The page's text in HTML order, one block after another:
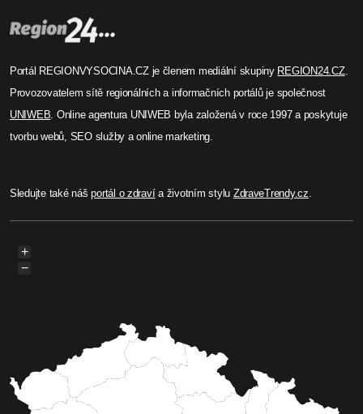
Portál REGIONVYSOCINA.CZ je členem mediální skupiny REGION24.CZ.
Provozovatelem sítě regionálních a informačních portálů je společnost
UNIWEB . Online agentura UNIWEB byla založená v roce 1997 a poskytuje
tvorbu webů, SEO služby a online marketing.
Sledujte také nášportál o zdravía životním stylu ZdraveTrendy.cz
+
−